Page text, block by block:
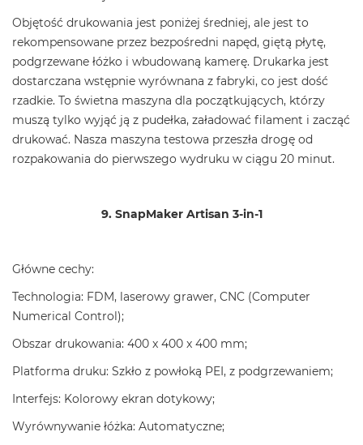
Objętość drukowania jest poniżej średniej, ale jest to
rekompensowane przez bezpośredni napęd, giętą płytę,
podgrzewane łóżko i wbudowaną kamerę. Drukarka jest
dostarczana wstępnie wyrównana z fabryki, co jest dość
rzadkie. To świetna maszyna dla początkujących, którzy
muszą tylko wyjąć ją z pudełka, załadować filament i zacząć
drukować. Nasza maszyna testowa przeszła drogę od
rozpakowania do pierwszego wydruku w ciągu 20 minut.
9. SnapMaker Artisan 3-in-1
Główne cechy:
Technologia: FDM, laserowy grawer, CNC (Computer
Numerical Control);
Obszar drukowania: 400 x 400 x 400 mm;
Platforma druku: Szkło z powłoką PEI, z podgrzewaniem;
Interfejs: Kolorowy ekran dotykowy;
Wyrównywanie łóżka: Automatyczne;